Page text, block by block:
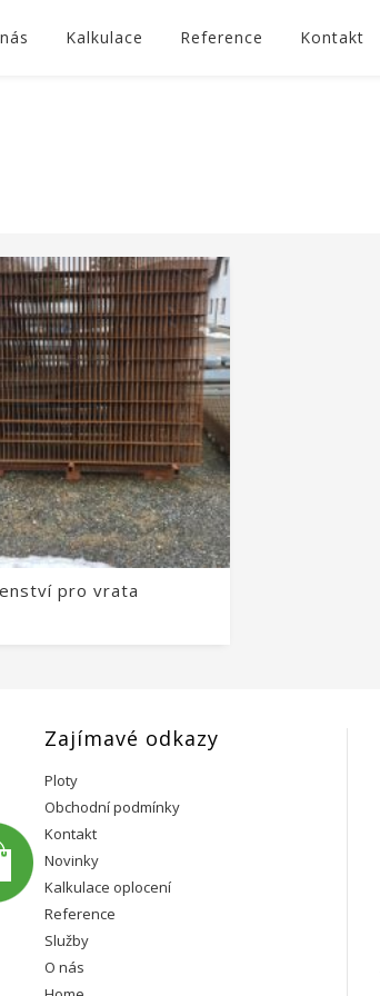
Kalkulace Reference Kontakt
pro vrata
Zajímavé odkazy
Ploty
Obchodní podmínky
Kontakt
Novinky
Kalkulace oplocení
Reference
Služby
O nás